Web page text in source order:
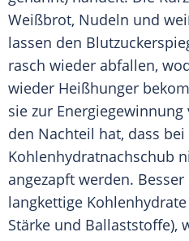
Weißbrot, Nudeln und
lassen den
rasch wieder abfallen,
wieder Heißhunger
sie zur Energiegewinnung
den Nachteil hat, dass
Kohlenhydratnachschub
angezapft werden.
langkettige
Stärke und Ballaststoffe),